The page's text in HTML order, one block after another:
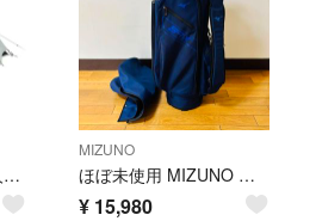
Naturehike テント 2人用 ドームテント 超軽量 1.82kg 二重層
MIZUNO
ほぼ未使用 MIZUNO ミズノ BR-X キャディバッグ ゴルフバッグ 送料込
¥ 15,980